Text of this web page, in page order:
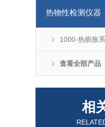
热物性检测仪器
1000-热膨胀
查看全部产品
相